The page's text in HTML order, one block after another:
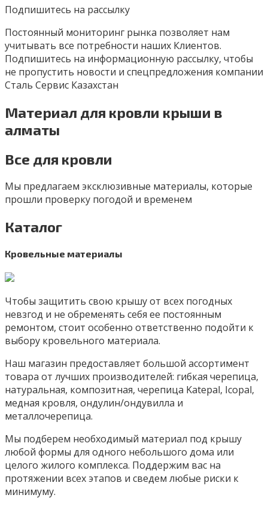
Подпишитесь на рассылку
Постоянный мониторинг рынка позволяет нам
учитывать все потребности наших Клиентов.
Подпишитесь на информационную рассылку, чтобы
не пропустить новости и спецпредложения компании
Сталь Сервис Казахстан
Материал для кровли крыши в
алматы
Все для кровли
Мы предлагаем эксклюзивные материалы, которые
прошли проверку погодой и временем
Каталог
Кровельные материалы
Чтобы защитить свою крышу от всех погодных
невзгод и не обременять себя ее постоянным
ремонтом, стоит особенно ответственно подойти к
выбору кровельного материала.
Наш магазин предоставляет большой ассортимент
товара от лучших производителей: гибкая черепица,
натуральная, композитная, черепица Katepal, Icopal,
медная кровля, ондулин/ондувилла и
металлочерепица.
Мы подберем необходимый материал под крышу
любой формы для одного небольшого дома или
целого жилого комплекса. Поддержим вас на
протяжении всех этапов и сведем любые риски к
минимуму.